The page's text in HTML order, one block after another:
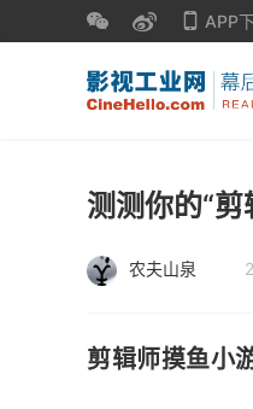
APP
测测你的“剪
农夫山泉
剪辑师摸鱼小